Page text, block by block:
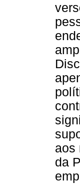
aos
da